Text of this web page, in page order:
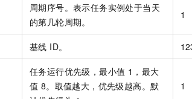
周期序号。表示任务实例处于当天
的第几轮周期。
1
基线 ID。
任务运行优先级，最小值 1，最大
值 8。取值越大，优先级越高。默
1